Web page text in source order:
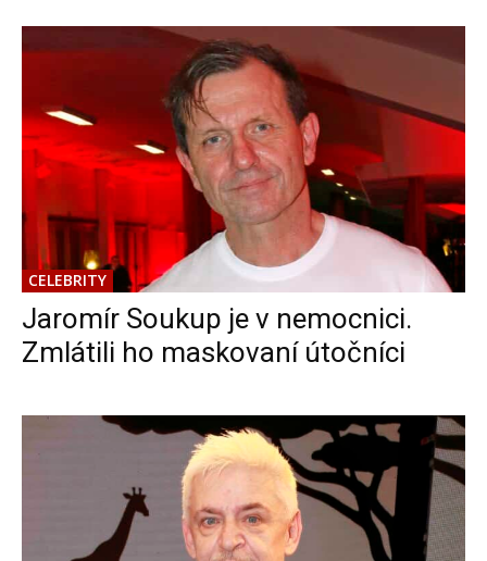
CELEBRITY
Jaromír Soukup je v nemocnici.
Zmlátili ho maskovaní útočníci